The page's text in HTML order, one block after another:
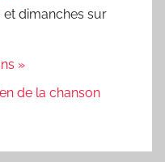
et dimanches sur
»
de la chanson